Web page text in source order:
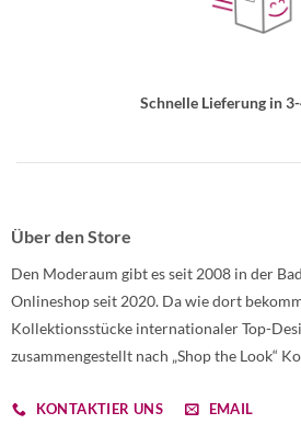
Schnelle Lieferung in 3-
Über den Store
Den Moderaum gibt es seit 2008 in der
Onlineshop seit 2020. Da wie dort
Kollektionsstücke internationaler Top-
zusammengestellt nach „Shop the Look“
KONTAKTIER UNS EMAIL